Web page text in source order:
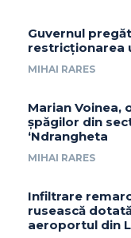
Guvernul
restricționarea
MIHAI RARES
Marian Voinea,
șpăgilor din
‘Ndrangheta
MIHAI RARES
Infiltrare
rusească
aeroportul din